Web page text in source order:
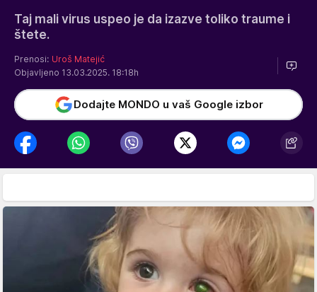
Taj mali virus uspeo je da izazve toliko traume i
štete.
Prenosi: Uroš Matejić
Objavljeno 13.03.2025. 18:18h
Dodajte MONDO u vaš Google izbor